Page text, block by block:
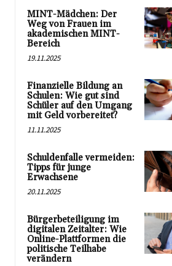
MINT-Mädchen: Der
Weg von Frauen im
akademischen MINT-
Bereich
19.11.2025
Finanzielle Bildung an
Schulen: Wie gut sind
Schüler auf den Umgang
mit Geld vorbereitet?
11.11.2025
Schuldenfalle vermeiden:
Tipps für junge
Erwachsene
20.11.2025
Bürgerbeteiligung im
digitalen Zeitalter: Wie
Online-Plattformen die
politische Teilhabe
verändern